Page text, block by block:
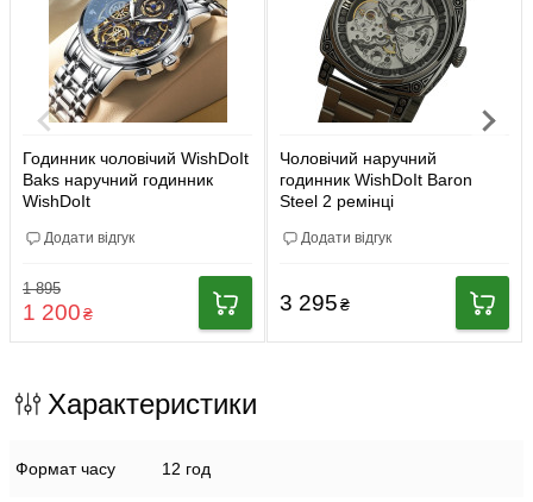
Годинник чоловічий WishDoIt
Baks наручний годинник
WishDoIt
Додати відгук
1 895
1 200₴
Чоловічий наручний
годинник WishDoIt Baron
Steel 2 ремінці
Додати відгук
3 295₴
Характеристики
Формат часу 12 год